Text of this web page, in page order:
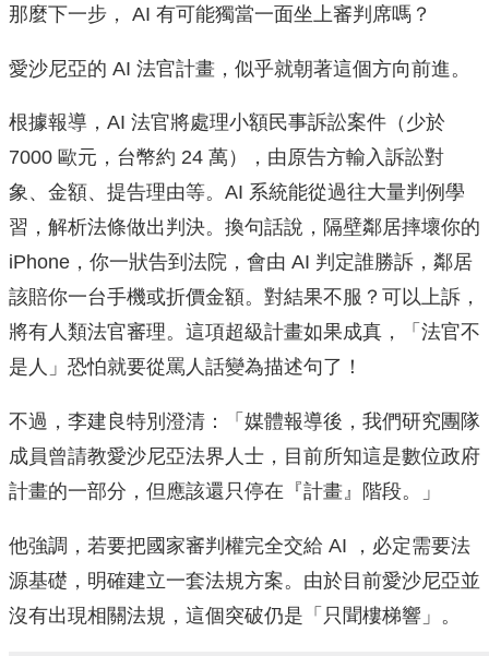
那麼下一步， AI 有可能獨當一面坐上審判席嗎？
愛沙尼亞的 AI 法官計畫，似乎就朝著這個方向前進。
根據報導，AI 法官將處理小額民事訴訟案件（少於
7000 歐元，台幣約 24 萬），由原告方輸入訴訟對
象、金額、提告理由等。AI 系統能從過往大量判例學
習，解析法條做出判決。換句話說，隔壁鄰居摔壞你的
iPhone，你一狀告到法院，會由 AI 判定誰勝訴，鄰居
該賠你一台手機或折價金額。對結果不服？可以上訴，
將有人類法官審理。這項超級計畫如果成真，「法官不
是人」恐怕就要從罵人話變為描述句了！
不過，李建良特別澄清：「媒體報導後，我們研究團隊
成員曾請教愛沙尼亞法界人士，目前所知這是數位政府
計畫的一部分，但應該還只停在『計畫』階段。」
他強調，若要把國家審判權完全交給 AI ，必定需要法
源基礎，明確建立一套法規方案。由於目前愛沙尼亞並
沒有出現相關法規，這個突破仍是「只聞樓梯響」。